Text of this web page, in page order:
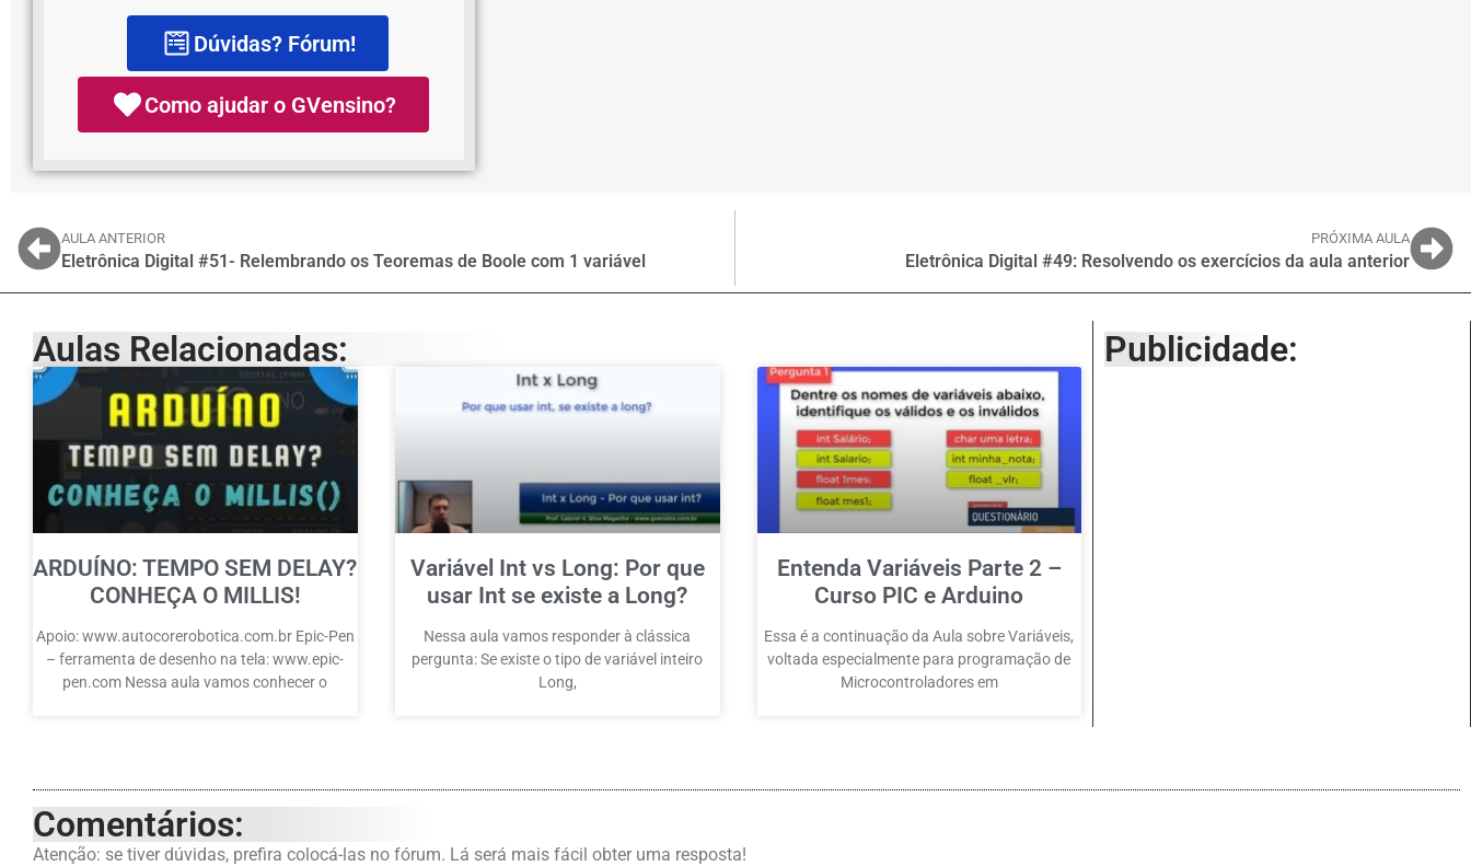
Dúvidas? Fórum!
Como ajudar o GVensino?
AULA ANTERIOR
Eletrônica Digital #51- Relembrando os Teoremas de Boole com 1 variável
PRÓXIMA AULA
Eletrônica Digital #49: Resolvendo os exercícios da aula anterior
Aulas Relacionadas:
ARDUÍNO: TEMPO SEM DELAY?
CONHEÇA O MILLIS!
Apoio: www.autocorerobotica.com.br Epic-Pen
– ferramenta de desenho na tela: www.epic-
pen.com Nessa aula vamos conhecer o
Variável Int vs Long: Por que
usar Int se existe a Long?
Nessa aula vamos responder à clássica
pergunta: Se existe o tipo de variável inteiro
Long,
Entenda Variáveis Parte 2 –
Curso PIC e Arduino
Essa é a continuação da Aula sobre Variáveis,
voltada especialmente para programação de
Microcontroladores em
Publicidade:
Comentários:
Atenção: se tiver dúvidas, prefira colocá-las no fórum. Lá será mais fácil obter uma resposta!